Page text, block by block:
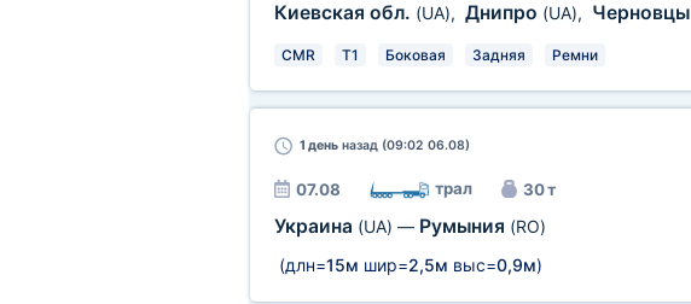
Киевская обл. (UA), Днипро (UA), Черновцы
CMR T1 Боковая Задняя Ремни
1 деньназад (09:02 06.08)
07.08 трал 30 т
Украина (UA) — Румыния (RO)
(длн=15м шир=2,5м выс=0,9м)